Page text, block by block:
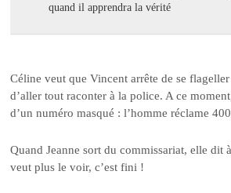
quand il apprendra la vérité
Céline veut que Vincent arrête de se
d’aller tout raconter à la police. A ce
d’un numéro masqué : l’homme réclame
Quand Jeanne sort du commissariat, elle dit
veut plus le voir, c’est fini !